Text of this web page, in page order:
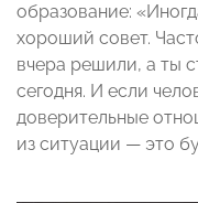
образование:
хороший совет.
вчера решили, а ты
сегодня. И если
доверительные
из ситуации — это